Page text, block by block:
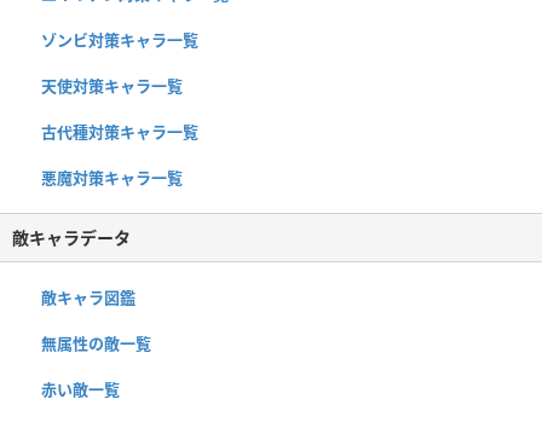
ゾンビ対策キャラ一覧
天使対策キャラ一覧
古代種対策キャラ一覧
悪魔対策キャラ一覧
敵キャラデータ
敵キャラ図鑑
無属性の敵一覧
赤い敵一覧